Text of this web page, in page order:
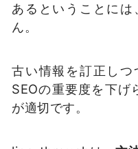
あるということに
ん。
古い情報を訂正しつ
SEOの重要度を下げ
が適切です。